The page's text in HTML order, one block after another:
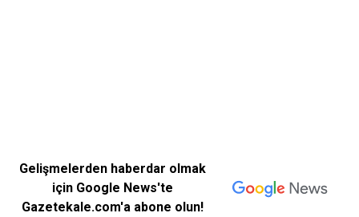
Gelişmelerden haberdar olmak
için Google News'te
Gazetekale.com'a abone olun!